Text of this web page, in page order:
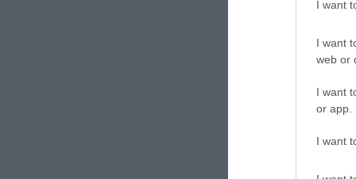
I want
I want
web or
I want
or app.
I want
ΣΧΟΛΙΑΣΤΕ